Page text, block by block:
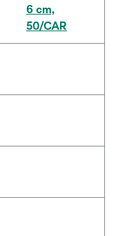
6 cm,
50/CAR